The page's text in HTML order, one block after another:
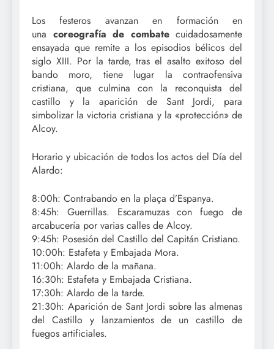
Los festeros avanzan en formación en
una coreografía de combatecuidadosamente
ensayada que remite a los episodios bélicos del
siglo XIII. Por la tarde, tras el asalto exitoso del
bando moro, tiene lugar la contraofensiva
cristiana, que culmina con la reconquista del
castillo y la aparición de Sant Jordi, para
simbolizar la victoria cristiana y la «protección» de
Alcoy.
Horario y ubicación de todos los actos del Día del
Alardo:
8:00h: Contrabando en la plaça d’Espanya.
8:45h: Guerrillas. Escaramuzas con fuego de
arcabucería por varias calles de Alcoy.
9:45h: Posesión del Castillo del Capitán Cristiano.
10:00h: Estafeta y Embajada Mora.
11:00h: Alardo de la mañana.
16:30h: Estafeta y Embajada Cristiana.
17:30h: Alardo de la tarde.
21:30h: Aparición de Sant Jordi sobre las almenas
del Castillo y lanzamientos de un castillo de
fuegos artificiales.